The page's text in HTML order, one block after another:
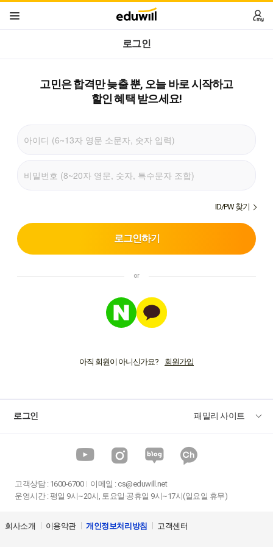
로그인
고민은 합격만 늦출 뿐, 오늘 바로 시작하고
할인 혜택 받으세요!
ID/PW 찾기
로그인하기
아직 회원이 아니신가요?
로그인 패밀리 사이트
고객상담: 1600-6700 이메일 : cs@eduwill.net
운영시간 : 평일 9시~20시, 토요일·공휴일 9시~17시(일요일 휴무)
회사소개 이용약관 개인정보처리방침 고객센터